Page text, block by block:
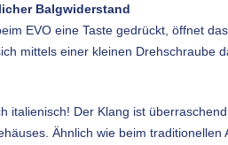
Balgwiderstand
EVO eine Taste gedrückt, öffnet
mittels einer kleinen Drehschraube
italienisch! Der Klang ist
Ähnlich wie beim